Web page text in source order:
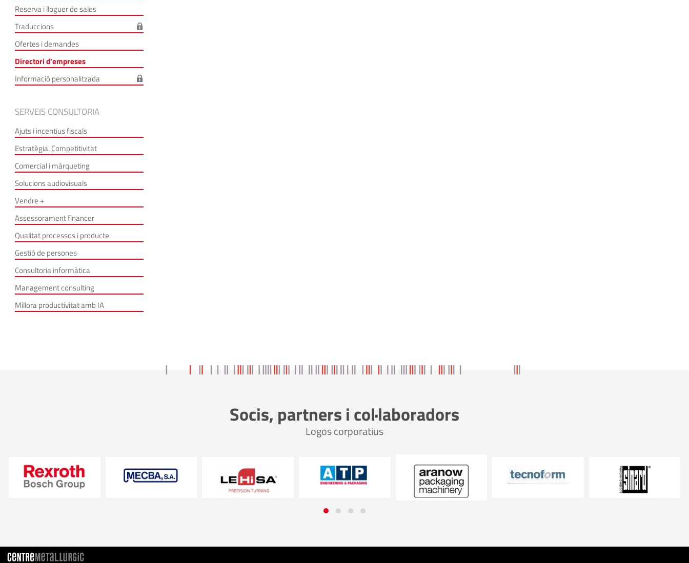
Reserva i lloguer de sales
Traduccions
Ofertes i demandes
Directori d'empreses
Informació personalitzada
SERVEIS CONSULTORIA
Ajuts i incentius fiscals
Estratègia. Competitivitat
Comercial i màrqueting
Solucions audiovisuals
Vendre +
Assessorament financer
Qualitat processos i producte
Gestió de persones
Consultoria informàtica
Management consulting
Millora productivitat amb IA
Socis, partners i col·laboradors
Logos corporatius